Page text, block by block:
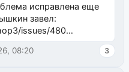
исправлена еще
завел:
issues/480
issues/481Исправим
08:20 3